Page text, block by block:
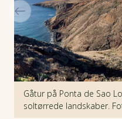
Gåtur på Ponta de Sao
soltørrede landskaber.